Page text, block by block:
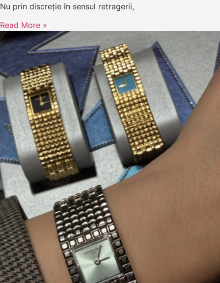
Nu prin discreție în sensul retragerii,
Read More »